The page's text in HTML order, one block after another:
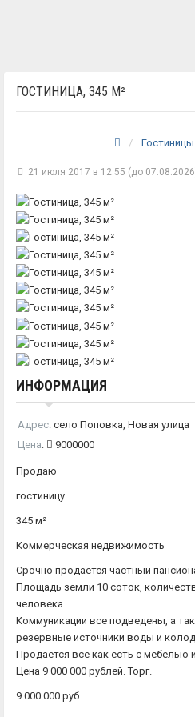
ГОСТИНИЦА, 345 М²
21 июля 2017 в 12:55 (до
ИНФОРМАЦИЯ
Адрес: село Поповка, Новая улица
Цена: 9000000
Продаю
гостиницу
345 м²
Коммерческая недвижимость
Срочно продаётся частный
Площадь земли 10 соток,
человека.
Коммуникации все подведены, а так
резервные источники воды и
Продаётся всё как есть с мебелью
Цена 9 000 000 рублей. Торг.
9 000 000 руб.